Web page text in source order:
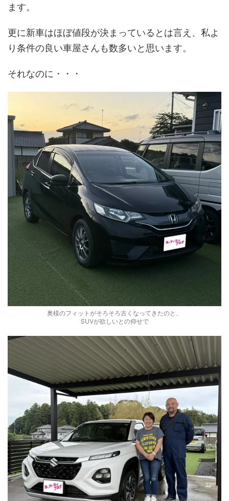
ます。
更に新車はほぼ値段が決まっているとは言え、私よ
り条件の良い車屋さんも数多いと思います。
それなのに・・・
奥様のフィットがそろそろ古くなってきたのと、
SUVが欲しいとの仰せで